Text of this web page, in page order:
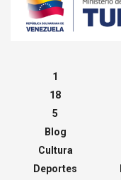
1
18
5
Blog
Cultura
Deportes